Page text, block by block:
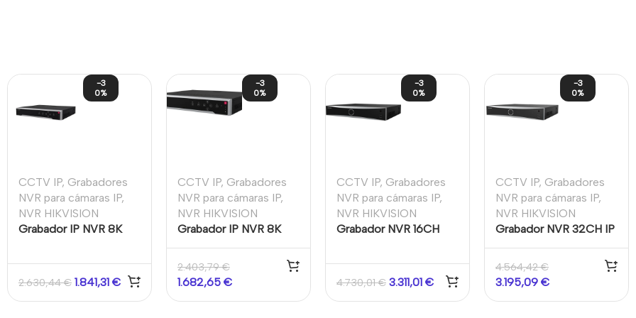
-3
0%
CCTV IP, Grabadores
NVR para cámaras IP,
NVR HIKVISION
Grabador IP NVR 8K
4xHDD 1eSATA
Hikvision
2.630,44€ 1.841,31 €
-3
0%
CCTV IP, Grabadores
NVR para cámaras IP,
NVR HIKVISION
Grabador IP NVR 8K
4xHDD E/S Audio
Alarma 16/9 Hikvision
2.403,79€
1.682,65 €
-3
0%
CCTV IP, Grabadores
NVR para cámaras IP,
NVR HIKVISION
Grabador NVR 16CH
4.730,01€ 3.311,01 €
-3
0%
CCTV IP, Grabadores
NVR para cámaras IP,
NVR HIKVISION
Grabador NVR 32CH IP
4.564,42€
3.195,09 €